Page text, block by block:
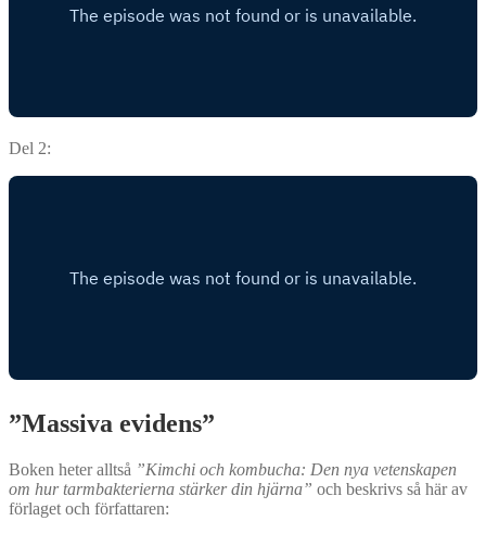
Del 2:
”Massiva evidens”
Boken heter alltså ”Kimchi och kombucha: Den nya vetenskapen
om hur tarmbakterierna stärker din hjärna” och beskrivs så här av
förlaget och författaren: